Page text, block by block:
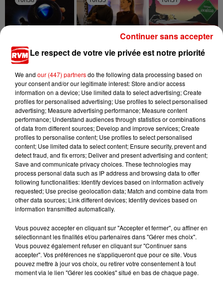
End Of Beginning Juste Un Peu Choosin' Texas
L'ACTU DES ARDENNES
Le respect de votre vie privée est notre priorité
We and our (447) partnersdo the following data processing based on
your consent and/or our legitimate interest: Store and/or access
information on a device; Use limited data to select advertising; Create
profiles for personalised advertising; Use profiles to select personalised
advertising; Measure advertising performance; Measure content
performance; Understand audiences through statistics or combinations
of data from different sources; Develop and improve services; Create
profiles to personalise content; Use profiles to select personalised
content; Use limited data to select content; Ensure security, prevent and
detect fraud, and fix errors; Deliver and present advertising and content;
Save and communicate privacy choices. These technologies may
process personal data such as IP address and browsing data to offer
following functionalities: Identify devices based on information actively
requested; Use precise geolocation data; Match and combine data from
other data sources; Link different devices; Identify devices based on
information transmitted automatically.
Vous pouvez accepter en cliquant sur "Accepter et fermer", ou affiner en
sélectionnant les finalités et/ou partenaires dans "Gérer mes choix".
Vous pouvez également refuser en cliquant sur "Continuer sans
accepter". Vos préférences ne s'appliqueront que pour ce site. Vous
pouvez mettre à jour vos choix, ou retirer votre consentement à tout
moment via le lien "Gérer les cookies" situé en bas de chaque page.
Continuer sans accepter